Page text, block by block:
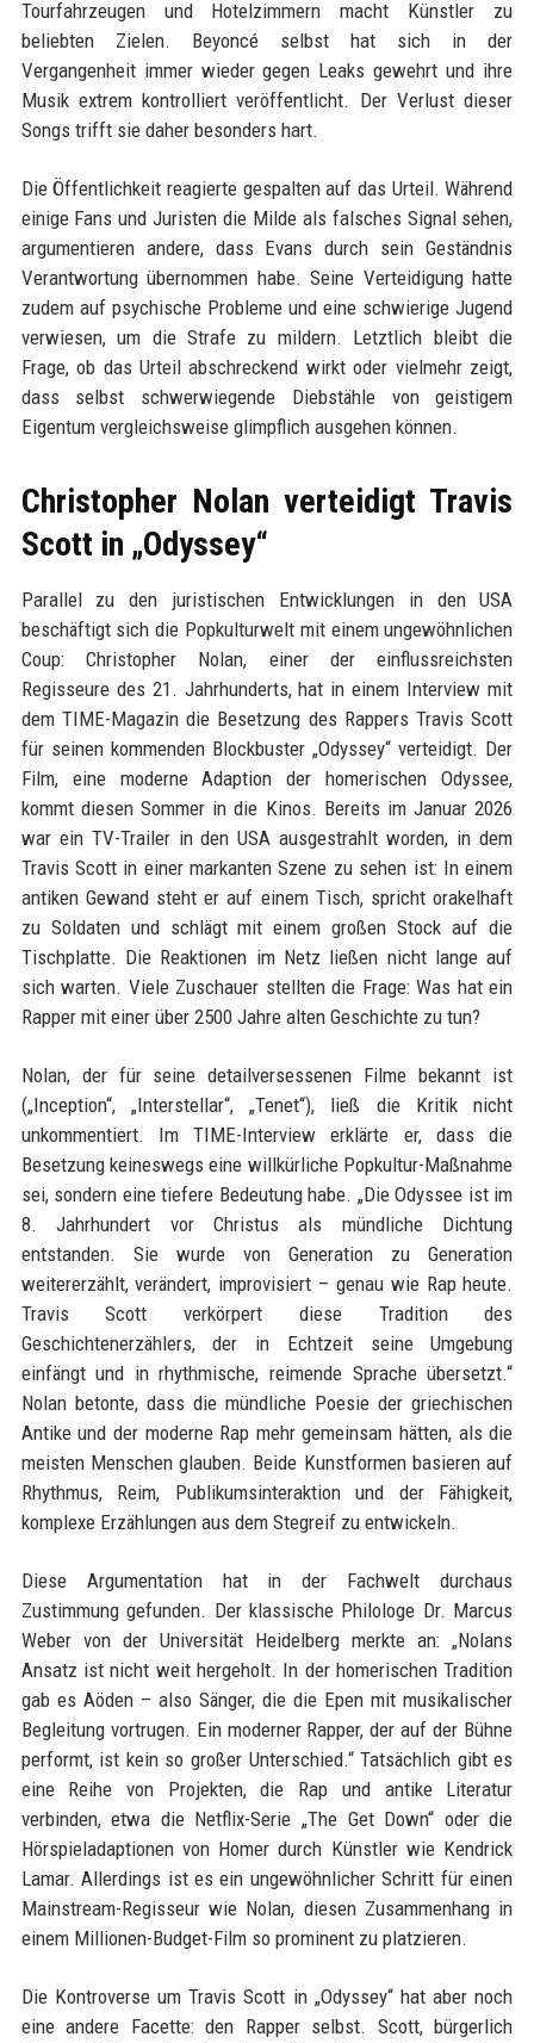
Tourfahrzeugen und Hotelzimmern macht Künstler zu
beliebten Zielen. Beyoncé selbst hat sich in der
Vergangenheit immer wieder gegen Leaks gewehrt und ihre
Musik extrem kontrolliert veröffentlicht. Der Verlust dieser
Songs trifft sie daher besonders hart.
Die Öffentlichkeit reagierte gespalten auf das Urteil. Während
einige Fans und Juristen die Milde als falsches Signal sehen,
argumentieren andere, dass Evans durch sein Geständnis
Verantwortung übernommen habe. Seine Verteidigung hatte
zudem auf psychische Probleme und eine schwierige Jugend
verwiesen, um die Strafe zu mildern. Letztlich bleibt die
Frage, ob das Urteil abschreckend wirkt oder vielmehr zeigt,
dass selbst schwerwiegende Diebstähle von geistigem
Eigentum vergleichsweise glimpflich ausgehen können.
Christopher Nolan verteidigt Travis
Scott in „Odyssey“
Parallel zu den juristischen Entwicklungen in den USA
beschäftigt sich die Popkulturwelt mit einem ungewöhnlichen
Coup: Christopher Nolan, einer der einflussreichsten
Regisseure des 21. Jahrhunderts, hat in einem Interview mit
dem TIME-Magazin die Besetzung des Rappers Travis Scott
für seinen kommenden Blockbuster „Odyssey“ verteidigt. Der
Film, eine moderne Adaption der homerischen Odyssee,
kommt diesen Sommer in die Kinos. Bereits im Januar 2026
war ein TV-Trailer in den USA ausgestrahlt worden, in dem
Travis Scott in einer markanten Szene zu sehen ist: In einem
antiken Gewand steht er auf einem Tisch, spricht orakelhaft
zu Soldaten und schlägt mit einem großen Stock auf die
Tischplatte. Die Reaktionen im Netz ließen nicht lange auf
sich warten. Viele Zuschauer stellten die Frage: Was hat ein
Rapper mit einer über 2500 Jahre alten Geschichte zu tun?
Nolan, der für seine detailversessenen Filme bekannt ist
(„Inception“, „Interstellar“, „Tenet“), ließ die Kritik nicht
unkommentiert. Im TIME-Interview erklärte er, dass die
Besetzung keineswegs eine willkürliche Popkultur-Maßnahme
sei, sondern eine tiefere Bedeutung habe. „Die Odyssee ist im
8. Jahrhundert vor Christus als mündliche Dichtung
entstanden. Sie wurde von Generation zu Generation
weitererzählt, verändert, improvisiert – genau wie Rap heute.
Travis Scott verkörpert diese Tradition des
Geschichtenerzählers, der in Echtzeit seine Umgebung
einfängt und in rhythmische, reimende Sprache übersetzt.“
Nolan betonte, dass die mündliche Poesie der griechischen
Antike und der moderne Rap mehr gemeinsam hätten, als die
meisten Menschen glauben. Beide Kunstformen basieren auf
Rhythmus, Reim, Publikumsinteraktion und der Fähigkeit,
komplexe Erzählungen aus dem Stegreif zu entwickeln.
Diese Argumentation hat in der Fachwelt durchaus
Zustimmung gefunden. Der klassische Philologe Dr. Marcus
Weber von der Universität Heidelberg merkte an: „Nolans
Ansatz ist nicht weit hergeholt. In der homerischen Tradition
gab es Aöden – also Sänger, die die Epen mit musikalischer
Begleitung vortrugen. Ein moderner Rapper, der auf der Bühne
performt, ist kein so großer Unterschied.“ Tatsächlich gibt es
eine Reihe von Projekten, die Rap und antike Literatur
verbinden, etwa die Netflix-Serie „The Get Down“ oder die
Hörspieladaptionen von Homer durch Künstler wie Kendrick
Lamar. Allerdings ist es ein ungewöhnlicher Schritt für einen
Mainstream-Regisseur wie Nolan, diesen Zusammenhang in
einem Millionen-Budget-Film so prominent zu platzieren.
Die Kontroverse um Travis Scott in „Odyssey“ hat aber noch
eine andere Facette: den Rapper selbst. Scott, bürgerlich